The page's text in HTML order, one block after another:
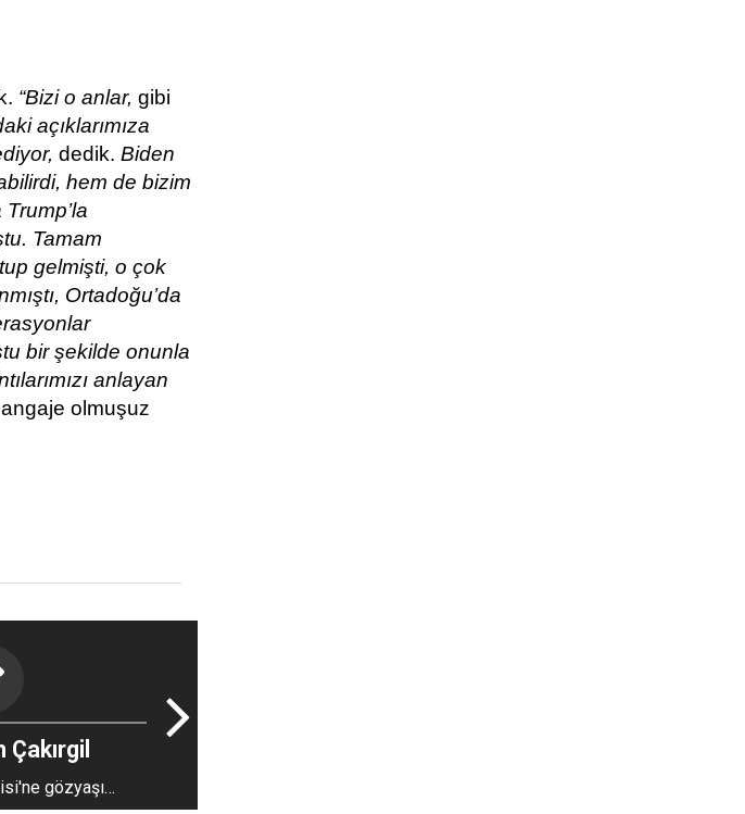
“Bizi o anlar, gibi
açıklarımıza
dedik. Biden
hem de bizim
Tamam
gelmişti, o çok
Ortadoğu’da
bir şekilde onunla
anlayan
olmuşuz
gözyaşı